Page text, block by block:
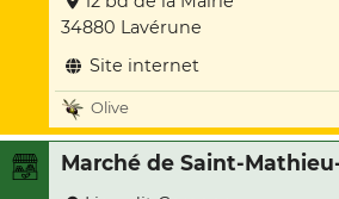
34880 Lavérune
Site internet
Olive
Marché de Saint-